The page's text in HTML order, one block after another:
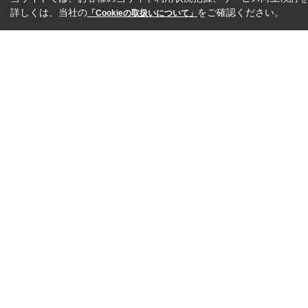
詳しくは、当社の 「Cookieの取扱いについて」 をご確認ください。